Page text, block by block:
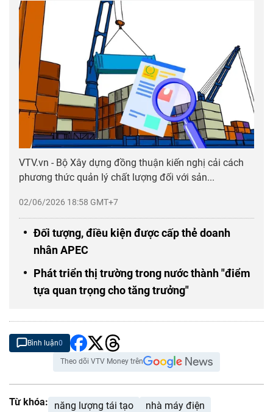
02/06/2026 18:58 GMT+7
VTV.vn - Bộ Xây dựng đồng thuận kiến nghị cải cách
phương thức quản lý chất lượng đối với sản...
Đối tượng, điều kiện được cấp thẻ doanh
nhân APEC
Phát triển thị trường trong nước thành "điểm
tựa quan trọng cho tăng trưởng"
Bình luận0
Theo dõi VTV Money trên
Từ khóa: năng lượng tái tạo
nhà máy điện